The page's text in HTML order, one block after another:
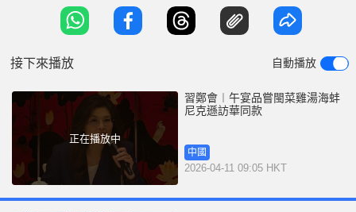
e
一道福建菜，而這道菜與當年宴請尼克遜總統時的國
宴菜一樣。這道菜就是雞湯海蚌，非常特別。」 相
接下來播放 自動播放
正在播放中
習鄭會︱午宴品嘗閩菜雞湯海蚌
尼克遜訪華同款
中國
2026-04-11 09:05 HKT